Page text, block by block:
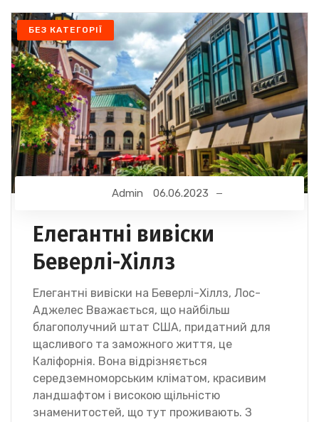
БЕЗ КАТЕГОРІЇ
Admin 06.06.2023
Елегантні вивіски
Беверлі-Хіллз
Елегантні вивіски на Беверлі-Хіллз, Лос-
Аджелес Вважається, що найбільш
благополучний штат США, придатний для
щасливого та заможного життя, це
Каліфорнія. Вона відрізняється
середземноморським кліматом, красивим
ландшафтом і високою щільністю
знаменитостей, що тут проживають. З